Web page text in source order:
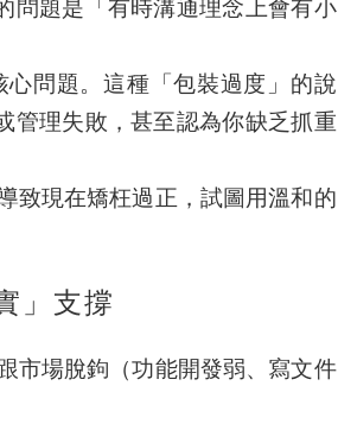
問題是「有時溝通理念上會有小
問題。這種「包裝過度」的說
管理失敗，甚至認為你缺乏抓重
致現在矯枉過正，試圖用溫和的
」支撐
市場脫鉤（功能開發弱、寫文件